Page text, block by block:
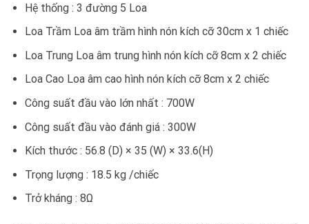
Hệ thống : 3 đường 5 Loa
Loa Trầm Loa âm trầm hình nón kích cỡ 30cm x 1 chiếc
Loa Trung Loa âm trung hình nón kích cỡ 8cm x 2 chiếc
Loa Cao Loa âm cao hình nón kích cỡ 8cm x 2 chiếc
Công suất đầu vào lớn nhất : 700W
Công suất đầu vào đánh giá : 300W
Kích thước : 56.8 (D) × 35 (W) × 33.6(H)
Trọng lượng : 18.5 kg /chiếc
Trở kháng : 8Ω